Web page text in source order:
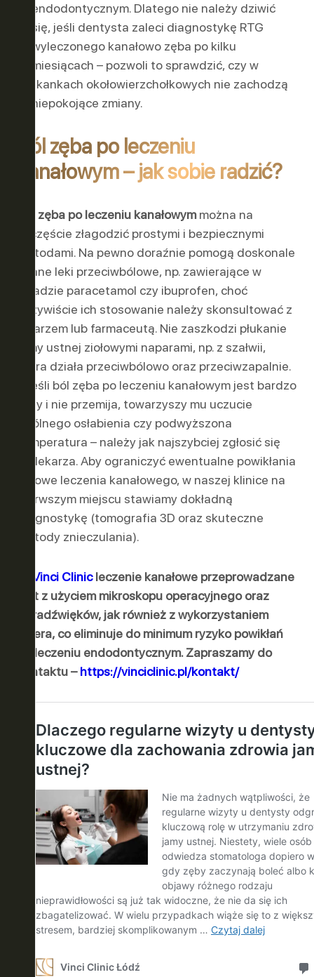
endodontycznym. Dlatego nie należy dziwić
się, jeśli dentysta zaleci diagnostykę RTG
wyleczonego kanałowo zęba po kilku
miesiącach – pozwoli to sprawdzić, czy w
tkankach okołowierzchołkowych nie zachodzą
niepokojące zmiany.
Ból zęba po leczeniu
kanałowym – jak sobie radzić?
Ból zęba po leczeniu kanałowymmożna na
szczęście złagodzić prostymi i bezpiecznymi
metodami. Na pewno doraźnie pomogą doskonale
znane leki przeciwbólowe, np. zawierające w
składzie paracetamol czy ibuprofen, choć
oczywiście ich stosowanie należy skonsultować z
lekarzem lub farmaceutą. Nie zaszkodzi płukanie
jamy ustnej ziołowymi naparami, np. z szałwii,
która działa przeciwbólowo oraz przeciwzapalnie.
A jeśli ból zęba po leczeniu kanałowym jest bardzo
silny i nie przemija, towarzyszy mu uczucie
ogólnego osłabienia czy podwyższona
temperatura – należy jak najszybciej zgłosić się
do lekarza. Aby ograniczyć ewentualne powikłania
bólowe leczenia kanałowego, w naszej klinice na
pierwszym miejscu stawiamy dokładną
diagnostykę (tomografia 3D oraz skuteczne
metody znieczulania).
Vinci Clinicleczenie kanałowe przeprowadzane
jest z użyciem mikroskopu operacyjnego oraz
ultradźwięków, jak również z wykorzystaniem
lasera, co eliminuje do minimum ryzyko powikłań
po leczeniu endodontycznym. Zapraszamy do
kontaktu –https://vinciclinic.pl/kontakt/